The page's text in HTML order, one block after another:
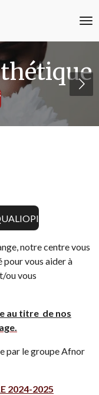
notre centre vous
vous aider à
ou vous
au titre de nos
par le groupe Afnor
2024-2025